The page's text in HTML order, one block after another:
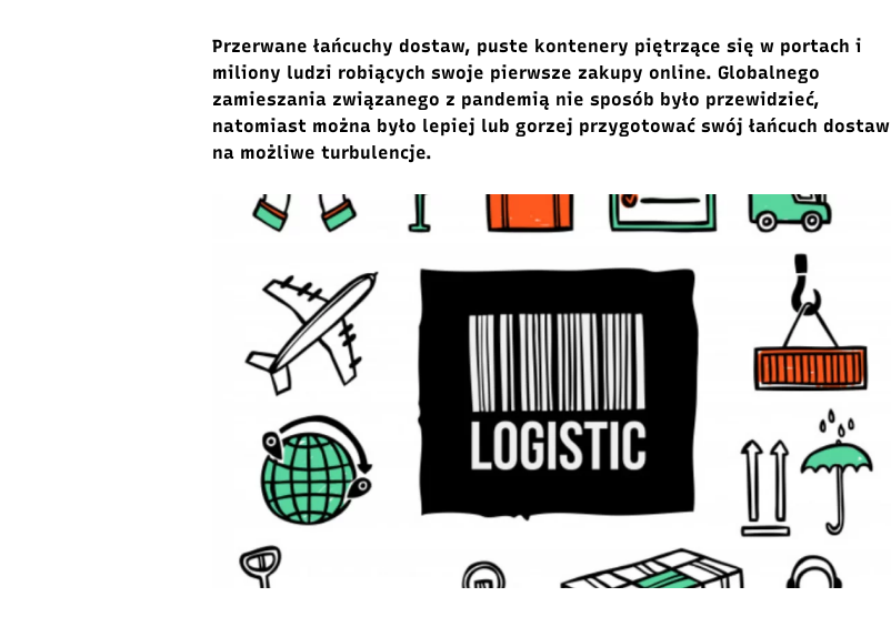
Przerwane łańcuchy dostaw, puste kontenery piętrzące się w portach i
miliony ludzi robiących swoje pierwsze zakupy online. Globalnego
zamieszania związanego z pandemią nie sposób było przewidzieć,
natomiast można było lepiej lub gorzej przygotować swój łańcuch dostaw
na możliwe turbulencje.